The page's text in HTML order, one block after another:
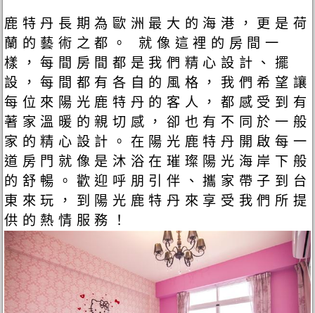
鹿特丹長期為歐洲最大的海港，更是荷
蘭的藝術之都。 就像這裡的房間一
樣，每間房間都是我們精心設計、擺
設，每間都有各自的風格，我們希望讓
每位來陽光鹿特丹的客人，都感受到有
著家溫暖的親切感，卻也有不同於一般
家的精心設計。​在陽光鹿特丹開啟每一
道房門就像是沐浴在璀璨陽光海岸下般
的舒暢。歡迎呼朋引伴、攜家帶子到台
東來玩，到陽光鹿特丹來享受我們所提
供的熱情服務！